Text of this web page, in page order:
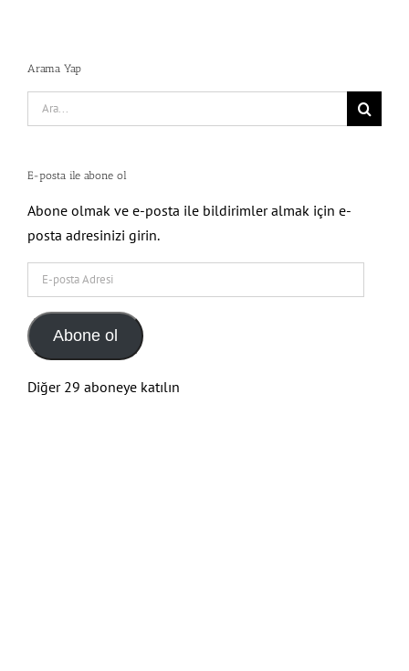
Arama Yap
Search
for:
E-posta ile abone ol
Abone olmak ve e-posta ile bildirimler almak için e-
posta adresinizi girin.
posta
Adresi
Abone ol
Diğer 29 aboneye katılın